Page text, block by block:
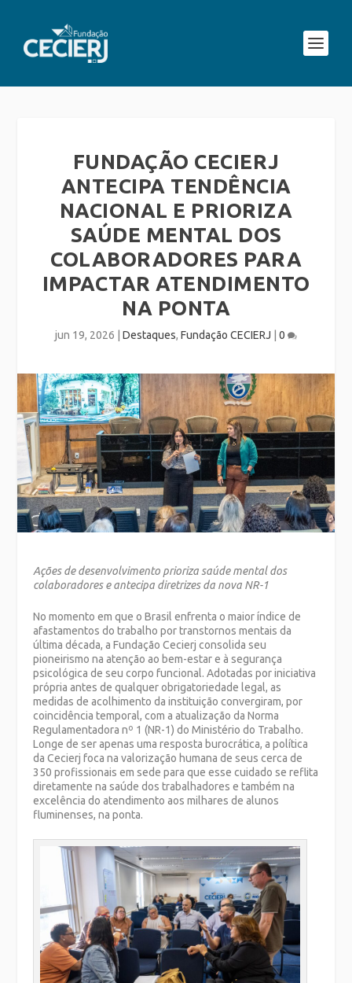
FUNDAÇÃO CECIERJ
ANTECIPA TENDÊNCIA
NACIONAL E PRIORIZA
SAÚDE MENTAL DOS
COLABORADORES PARA
IMPACTAR ATENDIMENTO
NA PONTA
jun 19, 2026 Destaques, Fundação CECIERJ 0
Ações de desenvolvimento prioriza saúde mental dos
colaboradores e antecipa diretrizes da nova NR-1
No momento em que o Brasil enfrenta o maior índice de
afastamentos do trabalho por transtornos mentais da
última década, a Fundação Cecierj consolida seu
pioneirismo na atenção ao bem-estar e à segurança
psicológica de seu corpo funcional. Adotadas por iniciativa
própria antes de qualquer obrigatoriedade legal, as
medidas de acolhimento da instituição convergiram, por
coincidência temporal, com a atualização da Norma
Regulamentadora nº 1 (NR-1) do Ministério do Trabalho.
Longe de ser apenas uma resposta burocrática, a política
da Cecierj foca na valorização humana de seus cerca de
350 profissionais em sede para que esse cuidado se reflita
diretamente na saúde dos trabalhadores e também na
excelência do atendimento aos milhares de alunos
fluminenses, na ponta.